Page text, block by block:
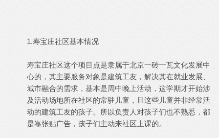
1.寿宝庄社区基本情况
寿宝庄社区这个项目点是隶属于北京一砖一瓦文化发展中
心的，其主要服务对象是建筑工友，解决其在就业发展、
城市融合的需求，基本是周中晚上活动，这学期才开始涉
及活动场地所在社区的常驻儿童，且这些儿童并非经常活
动的建筑工友的孩子。所以负责人对孩子们也不熟悉，都
是靠张贴广告，孩子们主动来社区上课的。